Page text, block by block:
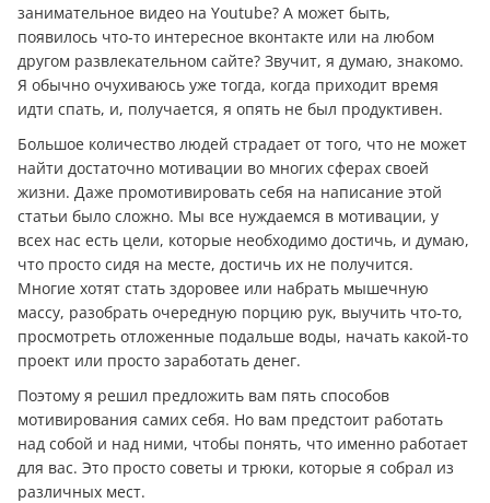
занимательное видео на Youtube? А может быть,
появилось что-то интересное вконтакте или на любом
другом развлекательном сайте? Звучит, я думаю, знакомо.
Я обычно очухиваюсь уже тогда, когда приходит время
идти спать, и, получается, я опять не был продуктивен.
Большое количество людей страдает от того, что не может
найти достаточно мотивации во многих сферах своей
жизни. Даже промотивировать себя на написание этой
статьи было сложно. Мы все нуждаемся в мотивации, у
всех нас есть цели, которые необходимо достичь, и думаю,
что просто сидя на месте, достичь их не получится.
Многие хотят стать здоровее или набрать мышечную
массу, разобрать очередную порцию рук, выучить что-то,
просмотреть отложенные подальше воды, начать какой-то
проект или просто заработать дeнeг.
Поэтому я решил предложить вам пять способов
мотивирования самих себя. Но вам предстоит работать
над собой и над ними, чтобы понять, что именно работает
для вас. Это просто советы и трюки, которые я собрал из
различных мест.